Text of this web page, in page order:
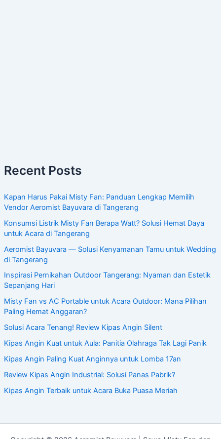
Recent Posts
Kapan Harus Pakai Misty Fan: Panduan Lengkap Memilih
Vendor Aeromist Bayuvara di Tangerang
Konsumsi Listrik Misty Fan Berapa Watt? Solusi Hemat Daya
untuk Acara di Tangerang
Aeromist Bayuvara — Solusi Kenyamanan Tamu untuk Wedding
di Tangerang
Inspirasi Pernikahan Outdoor Tangerang: Nyaman dan Estetik
Sepanjang Hari
Misty Fan vs AC Portable untuk Acara Outdoor: Mana Pilihan
Paling Hemat Anggaran?
Solusi Acara Tenang! Review Kipas Angin Silent
Kipas Angin Kuat untuk Aula: Panitia Olahraga Tak Lagi Panik
Kipas Angin Paling Kuat Anginnya untuk Lomba 17an
Review Kipas Angin Industrial: Solusi Panas Pabrik?
Kipas Angin Terbaik untuk Acara Buka Puasa Meriah